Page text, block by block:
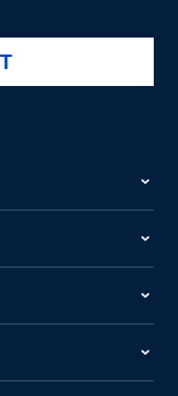
swiss-national-